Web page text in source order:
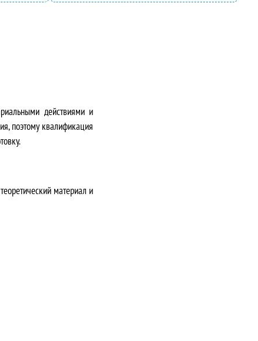
действиями и
поэтому квалификация
материал и